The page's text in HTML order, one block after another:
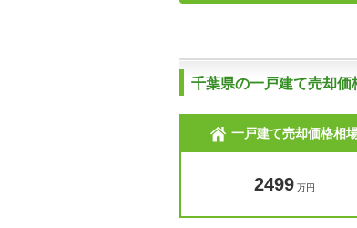
千葉県の一戸建て売却価
一戸建て売却価格相
2499 万円